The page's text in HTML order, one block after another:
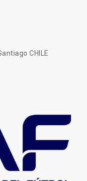
de Fitness
recreacional.
CHILE